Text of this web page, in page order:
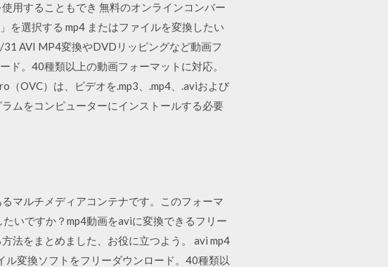
用することもでき 無料のオンラインコンバー
を選択する mp4 またはファイルを変換したい
AVI MP4変換やDVDリッピングなど動画フ
ド。40種類以上の動画フォーマットに対応。
OVC）は、ビデオを.mp3、.mp4、.aviおよび
ムをコンピューターにインストールする必要
マルチメディアコンテナです。このフォーマ
いですか？mp4動画をaviに変換できるフリー
法をまとめました、お役に立つよう。 avi mp4
変換ソフトをフリーダウンロード。40種類以